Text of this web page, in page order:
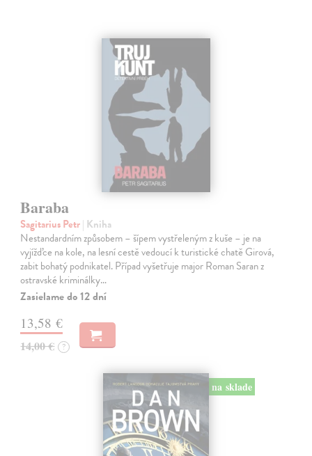
Baraba
Sagitarius Petr| Kniha
Nestandardním způsobem – šípem vystřeleným z kuše – je na
vyjížďce na kole, na lesní cestě vedoucí k turistické chatě Girová,
zabit bohatý podnikatel. Případ vyšetřuje major Roman Saran z
ostravské kriminálky…
Zasielame do 12 dní
13,58 €
14,00 € ?
na sklade